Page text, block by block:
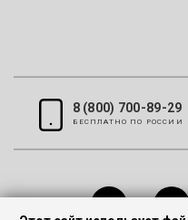
8 (800) 700-89-29
БЕСПЛАТНО ПО РОССИИ